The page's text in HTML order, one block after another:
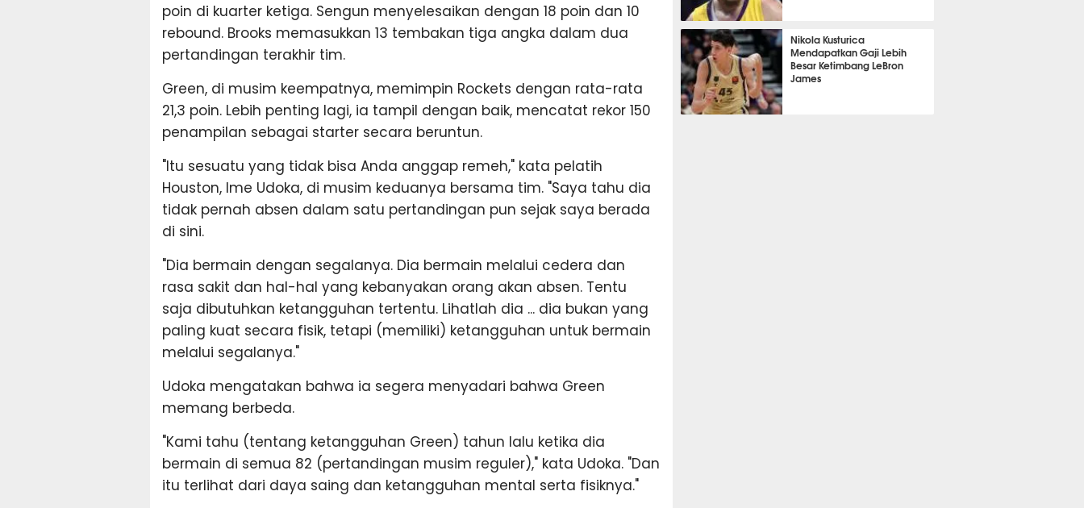
poin di kuarter ketiga. Sengun menyelesaikan dengan 18 poin dan 10
rebound. Brooks memasukkan 13 tembakan tiga angka dalam dua
pertandingan terakhir tim.
Green, di musim keempatnya, memimpin Rockets dengan rata-rata
21,3 poin. Lebih penting lagi, ia tampil dengan baik, mencatat rekor 150
penampilan sebagai starter secara beruntun.
"Itu sesuatu yang tidak bisa Anda anggap remeh," kata pelatih
Houston, Ime Udoka, di musim keduanya bersama tim. "Saya tahu dia
tidak pernah absen dalam satu pertandingan pun sejak saya berada
di sini.
"Dia bermain dengan segalanya. Dia bermain melalui cedera dan
rasa sakit dan hal-hal yang kebanyakan orang akan absen. Tentu
saja dibutuhkan ketangguhan tertentu. Lihatlah dia ... dia bukan yang
paling kuat secara fisik, tetapi (memiliki) ketangguhan untuk bermain
melalui segalanya."
Udoka mengatakan bahwa ia segera menyadari bahwa Green
memang berbeda.
"Kami tahu (tentang ketangguhan Green) tahun lalu ketika dia
bermain di semua 82 (pertandingan musim reguler)," kata Udoka. "Dan
itu terlihat dari daya saing dan ketangguhan mental serta fisiknya."
BASKET
Nikola Kusturica
Mendapatkan Gaji Lebih
Besar Ketimbang LeBron
James